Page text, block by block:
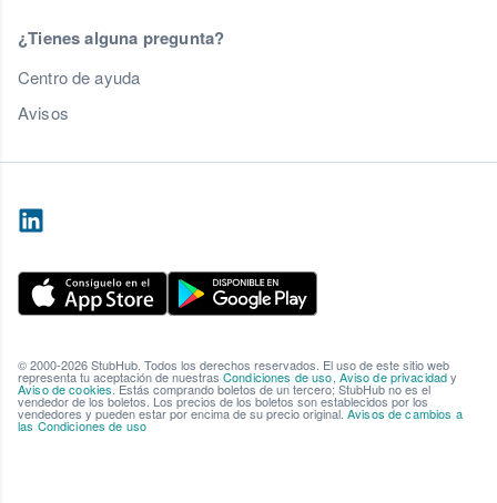
¿Tienes alguna pregunta?
Centro de ayuda
Avisos
© 2000-2026 StubHub. Todos los derechos reservados. El uso de este sitio web
representa tu aceptación de nuestras Condiciones de uso Aviso de privacidady
Aviso de cookies. Estás comprando boletos de un tercero; StubHub no es el
vendedor de los boletos. Los precios de los boletos son establecidos por los
vendedores y pueden estar por encima de su precio original. Avisos de cambios a
las Condiciones de uso